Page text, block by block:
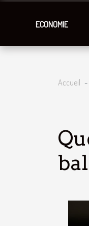
ECONOMIE
Accueil